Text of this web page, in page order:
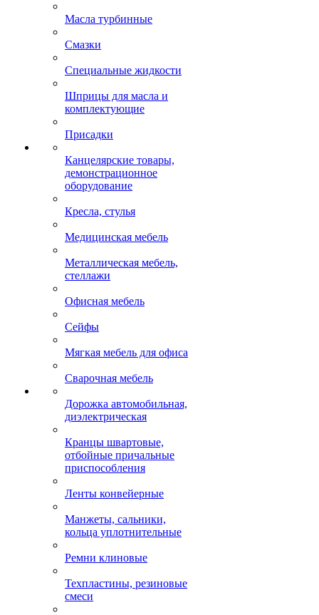
Масла турбинные
Смазки
Специальные жидкости
Шприцы для масла и
комплектующие
Присадки
Канцелярские товары,
демонстрационное
оборудование
Кресла, стулья
Медицинская мебель
Металлическая мебель,
стеллажи
Офисная мебель
Сейфы
Мягкая мебель для офиса
Сварочная мебель
Дорожка автомобильная,
диэлектрическая
Кранцы швартовые,
отбойные причальные
приспособления
Ленты конвейерные
Манжеты, сальники,
кольца уплотнительные
Ремни клиновые
Техпластины, резиновые
смеси